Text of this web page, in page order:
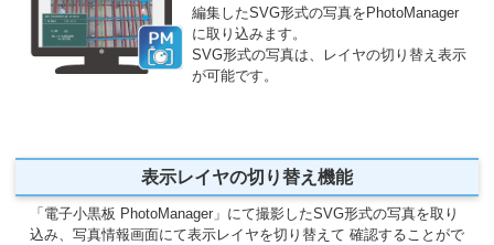
編集したSVG形式の写真をPhotoManager
に取り込みます。
SVG形式の写真は、レイヤの切り替え表示
が可能です。
表示レイヤの切り替え機能
「電子小黒板 PhotoManager」にて撮影したSVG形式の写真を取り
込み、写真情報画面にて表示レイヤを切り替えて 確認することがで